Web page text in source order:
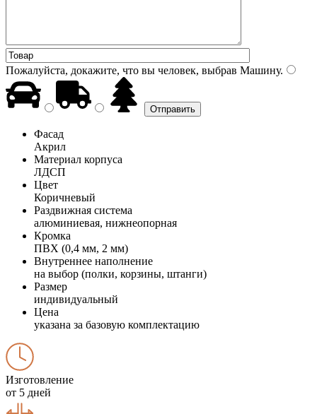
Пожалуйста, докажите, что вы человек, выбрав Машину.
Фасад
Акрил
Материал корпуса
ЛДСП
Цвет
Коричневый
Раздвижная система
алюминиевая, нижнеопорная
Кромка
ПВХ (0,4 мм, 2 мм)
Внутреннее наполнение
на выбор (полки, корзины, штанги)
Размер
индивидуальный
Цена
указана за базовую комплектацию
Изготовление
от 5 дней